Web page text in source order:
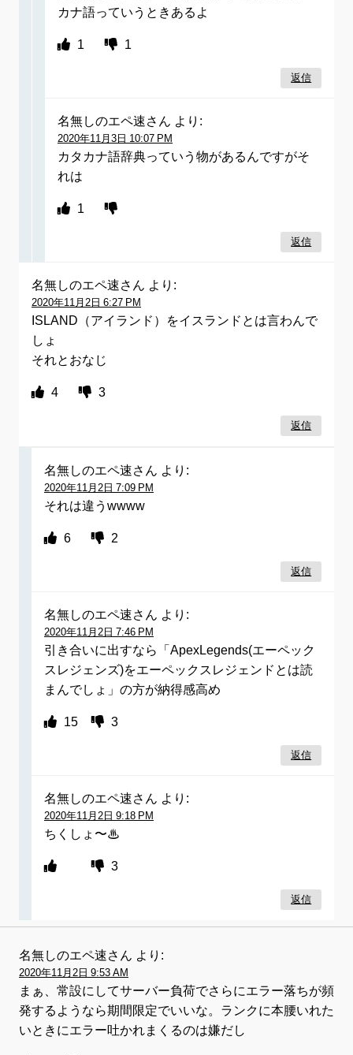
カナ語っていうときあるよ
1 1
返信
名無しのエペ速さん より:
2020年11月3日 10:07 PM
カタカナ語辞典っていう物があるんですがそ
れは
1
返信
名無しのエペ速さん より:
2020年11月2日 6:27 PM
ISLAND（アイランド）をイスランドとは言わんで
しょ
それとおなじ
4 3
返信
名無しのエペ速さん より:
2020年11月2日 7:09 PM
それは違うwwww
6 2
返信
名無しのエペ速さん より:
2020年11月2日 7:46 PM
引き合いに出すなら「ApexLegends(エーペック
スレジェンズ)をエーペックスレジェンドとは読
まんでしょ」の方が納得感高め
15 3
返信
名無しのエペ速さん より:
2020年11月2日 9:18 PM
ちくしょ〜♨
3
返信
名無しのエペ速さん より:
2020年11月2日 9:53 AM
まぁ、常設にしてサーバー負荷でさらにエラー落ちが頻
発するようなら期間限定でいいな。ランクに本腰いれた
いときにエラー吐かれまくるのは嫌だし